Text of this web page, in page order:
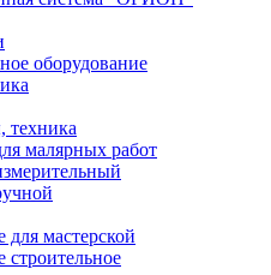
оборудование
техника
малярных работ
для мастерской
строительное